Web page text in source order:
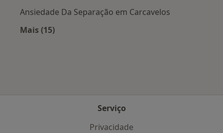
Ansiedade Da Separação em Carcavelos
Mais (15)
Serviço
Privacidade